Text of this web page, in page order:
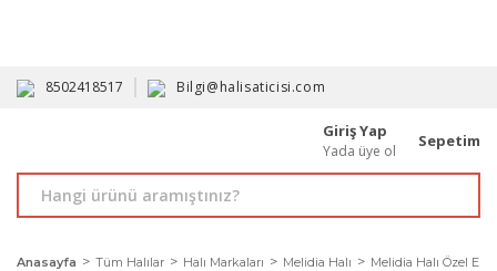
8502418517 Bilgi@halisaticisi.com
Giriş Yap
Yada üye ol
Sepetim
Anasayfa Tüm Halılar Halı Markaları Melidia Halı Melidia Halı Özel